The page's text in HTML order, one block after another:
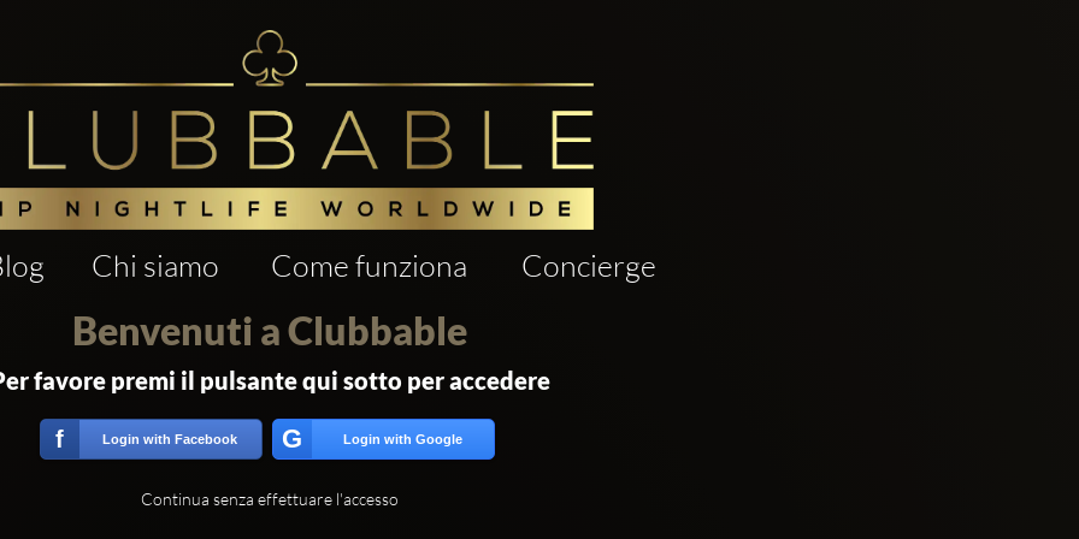
Chi siamo Come funziona Concierge
Benvenuti a Clubbable
favore premi il pulsante qui sotto per accedere
f Login with Facebook G Login with Google
Continua senza effettuare l'accesso